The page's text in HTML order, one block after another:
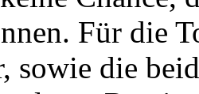
Für die
sowie die